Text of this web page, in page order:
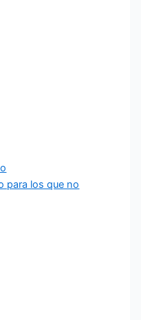
para los que no